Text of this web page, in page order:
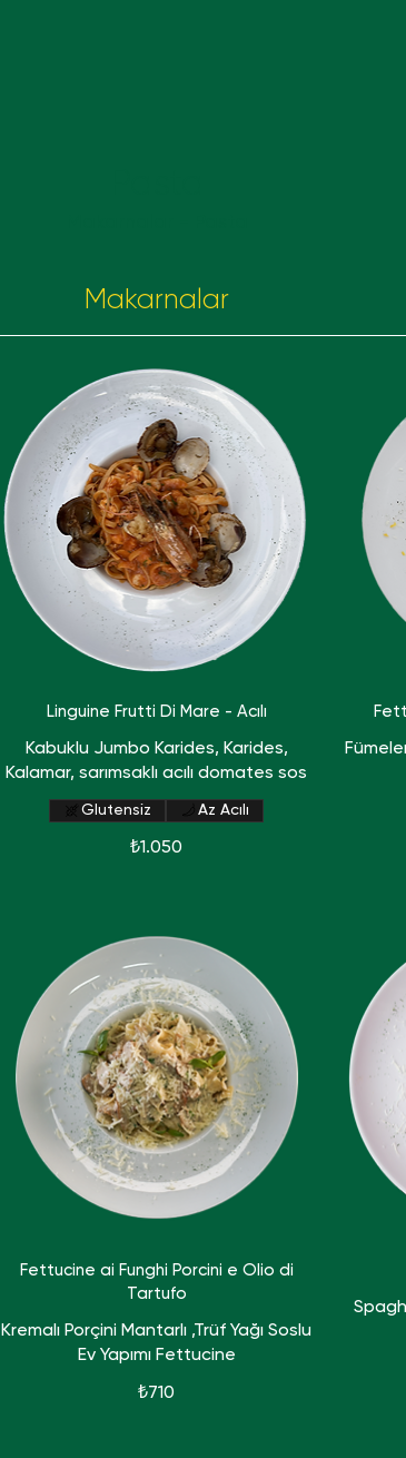
Makarnalar
Linguine Frutti Di Mare - Acılı
Kabuklu Jumbo Karides, Karides,
Kalamar, sarımsaklı acılı domates sos
₺1.050
Glutensiz Az Acılı
Fettucine ai Funghi Porcini e Olio di
Tartufo
Kremalı Porçini Mantarlı ,Trüf Yağı Soslu
Ev Yapımı Fettucine
₺710